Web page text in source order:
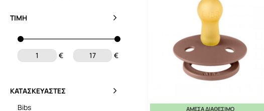
ΤΙΜΉ
€ €
ΚΑΤΑΣΚΕΥΑΣΤΈΣ
Bibs
ΆΜΕΣΑ ΔΙΑΘΈΣΙΜΟ